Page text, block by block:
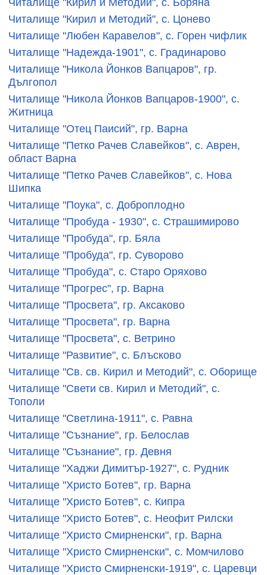
Читалище "Кирил и Методий", с. Цонево
Читалище "Любен Каравелов", с. Горен чифлик
Читалище "Надежда-1901", с. Градинарово
Читалище "Никола Йонков Вапцаров", гр.
Дългопол
Читалище "Никола Йонков Вапцаров-1900", с.
Житница
Читалище "Отец Паисий", гр. Варна
Читалище "Петко Рачев Славейков", с. Аврен,
област Варна
Читалище "Петко Рачев Славейков", с. Нова
Шипка
Читалище "Поука", с. Доброплодно
Читалище "Пробуда - 1930", с. Страшимирово
Читалище "Пробуда", гр. Бяла
Читалище "Пробуда", гр. Суворово
Читалище "Пробуда", с. Старо Оряхово
Читалище "Прогрес", гр. Варна
Читалище "Просвета", гр. Аксаково
Читалище "Просвета", гр. Варна
Читалище "Просвета", с. Ветрино
Читалище "Развитие", с. Блъсково
Читалище "Св. св. Кирил и Методий", с. Оборище
Читалище "Свети св. Кирил и Методий", с.
Тополи
Читалище "Светлина-1911", с. Равна
Читалище "Съзнание", гр. Белослав
Читалище "Съзнание", гр. Девня
Читалище "Хаджи Димитър-1927", с. Рудник
Читалище "Христо Ботев", гр. Варна
Читалище "Христо Ботев", с. Кипра
Читалище "Христо Ботев", с. Неофит Рилски
Читалище "Христо Смирненски", гр. Варна
Читалище "Христо Смирненски", с. Момчилово
Читалище "Христо Смирненски-1919", с. Царевци